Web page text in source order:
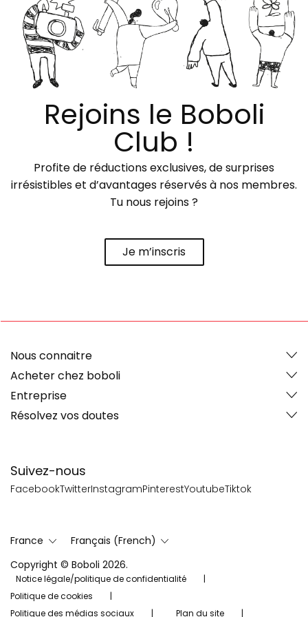
Rejoins le Boboli
Club !
Profite de réductions exclusives, de surprises
irrésistibles et d’avantages réservés à nos membres.
Tu nous rejoins ?
Je m’inscris
Suivez-nous
FacebookTwitterInstagramPinterestYoutubeTiktok
Nous connaitre
Acheter chez boboli
Entreprise
Résolvez vos doutes
France
Français (French)
Copyright © Boboli 2026.
Notice légale/politique de confidentialité
Politique de cookies
Politique des médias sociaux
Plan du site